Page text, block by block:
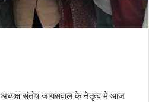
अध्यक्ष संतोष जायसवाल के नेतृत्व मे आज